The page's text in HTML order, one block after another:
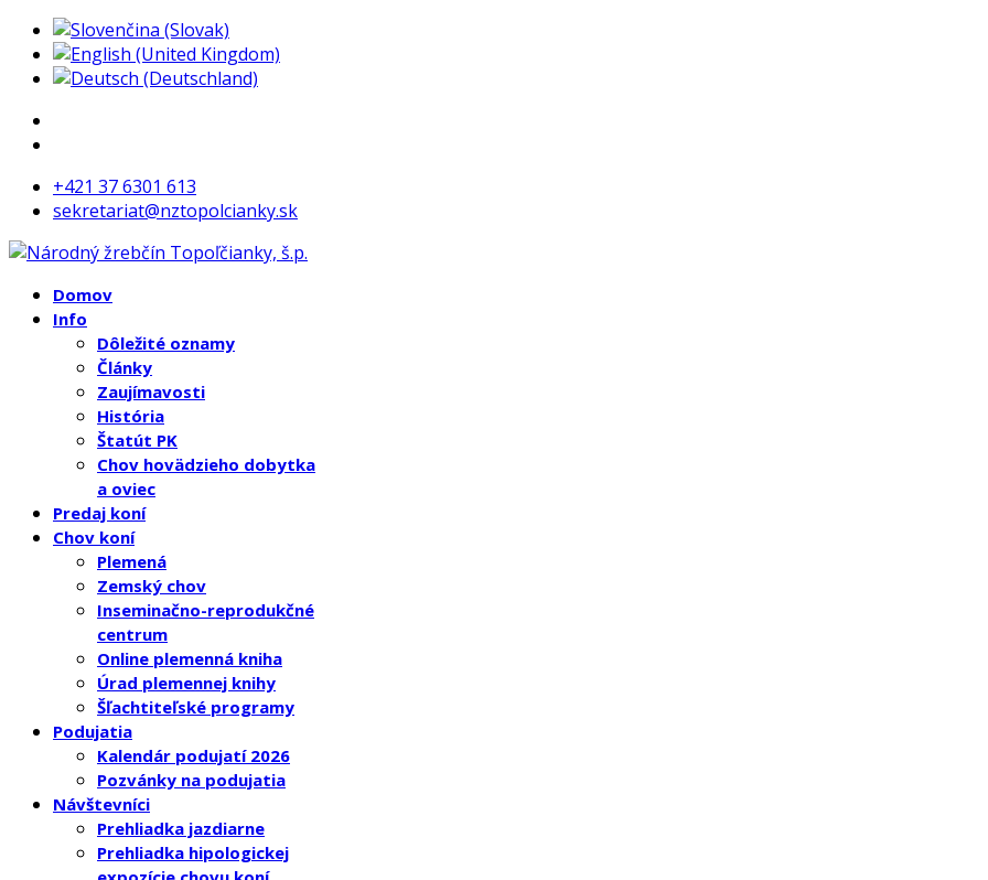
+421 37 6301 613
sekretariat@nztopolcianky.sk
Domov
Info
Dôležité oznamy
Články
Zaujímavosti
História
Štatút PK
Chov hovädzieho dobytka
a oviec
Predaj koní
Chov koní
Plemená
Zemský chov
Inseminačno-reprodukčné
centrum
Online plemenná kniha
Úrad plemennej knihy
Šľachtiteľské programy
Podujatia
Kalendár podujatí 2026
Pozvánky na podujatia
Návštevníci
Prehliadka jazdiarne
Prehliadka hipologickej